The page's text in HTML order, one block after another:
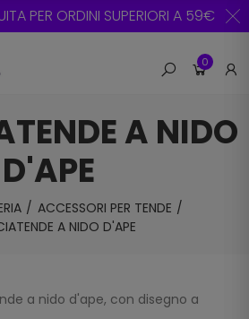
PER ORDINI SUPERIORI A 59€
0
A NIDO
D'APE
ACCESSORI PER TENDE
A NIDO D'APE
a nido d'ape, con disegno a